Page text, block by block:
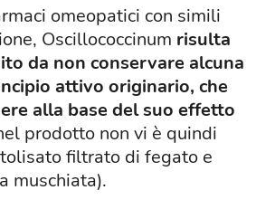
omeopatici con simili
Oscillococcinum risulta
da non conservare alcuna
attivo originario, che
alla base del suo effetto
prodotto non vi è quindi
filtrato di fegato e
muschiata).